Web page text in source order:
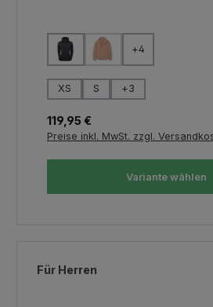
Farbe auswählen
(Diese Option ist zurzeit
+4
Größe auswählen
XS S +3
Regulärer Preis:
119,95 €
Preise inkl. MwSt. zzgl.
Variante wählen
Produktgalerie überspringen
Für Herren